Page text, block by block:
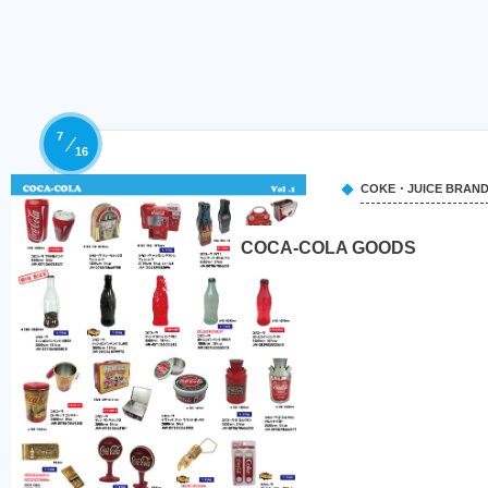
COKE・JUICE BRAND
COCA-COLA GOODS
7
16